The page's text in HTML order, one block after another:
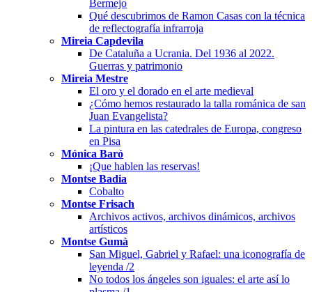
Bermejo
Qué descubrimos de Ramon Casas con la técnica
de reflectografía infrarroja
Mireia Capdevila
De Cataluña a Ucrania. Del 1936 al 2022.
Guerras y patrimonio
Mireia Mestre
El oro y el dorado en el arte medieval
¿Cómo hemos restaurado la talla románica de san
Juan Evangelista?
La pintura en las catedrales de Europa, congreso
en Pisa
Mónica Baró
¡Que hablen las reservas!
Montse Badia
Cobalto
Montse Frisach
Archivos activos, archivos dinámicos, archivos
artísticos
Montse Gumà
San Miguel, Gabriel y Rafael: una iconografía de
leyenda /2
No todos los ángeles son iguales: el arte así lo